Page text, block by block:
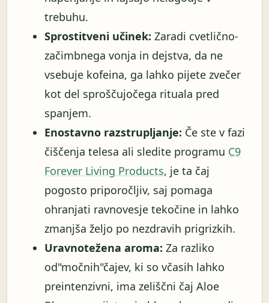
trebuhu.
Sprostitveni učinek: Zaradi cvetlično-
začimbnega vonja in dejstva, da ne
vsebuje kofeina, ga lahko pijete zvečer
kot del sproščujočega rituala pred
spanjem.
Enostavno razstrupljanje: Če ste v fazi
čiščenja telesa ali sledite programu C9
Forever Living Products, je ta čaj
pogosto priporočljiv, saj pomaga
ohranjati ravnovesje tekočine in lahko
zmanjša željo po nezdravih prigrizkih.
Uravnotežena aroma: Za razliko
od"močnih"čajev, ki so včasih lahko
preintenzivni, ima zeliščni čaj Aloe